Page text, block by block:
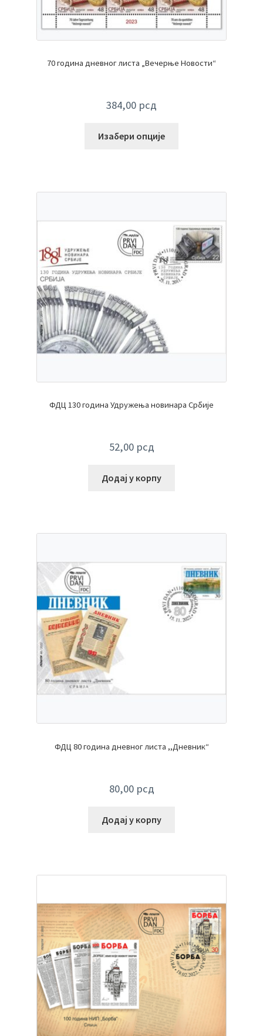
70 година дневног листа „Вечерње Новости“
384,00 рсд
Изабери опције
ФДЦ 130 година Удружења новинара Србије
52,00 рсд
Додај у корпу
ФДЦ 80 година дневног листа ,,Дневник“
80,00 рсд
Додај у корпу